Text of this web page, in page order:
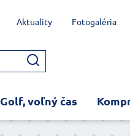
Golf, voľný čas
Aktuality Fotogaléria